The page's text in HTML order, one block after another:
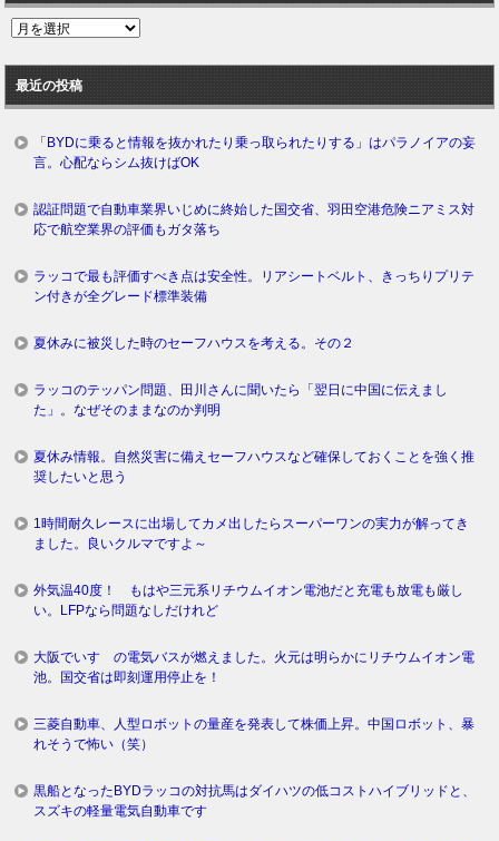
過
ロ
グ
最近の投稿
「BYDに乗ると情報を抜かれたり乗っ取られたりする」はパラノイアの妄
言。心配ならシム抜けばOK
認証問題で自動車業界いじめに終始した国交省、羽田空港危険ニアミス対
応で航空業界の評価もガタ落ち
ラッコで最も評価すべき点は安全性。リアシートベルト、きっちりプリテ
ン付きが全グレード標準装備
夏休みに被災した時のセーフハウスを考える。その２
ラッコのテッパン問題、田川さんに聞いたら「翌日に中国に伝えまし
た」。なぜそのままなのか判明
夏休み情報。自然災害に備えセーフハウスなど確保しておくことを強く推
奨したいと思う
1時間耐久レースに出場してカメ出したらスーパーワンの実力が解ってき
ました。良いクルマですよ～
外気温40度！ もはや三元系リチウムイオン電池だと充電も放電も厳し
い。LFPなら問題なしだけれど
大阪でいすゞの電気バスが燃えました。火元は明らかにリチウムイオン電
池。国交省は即刻運用停止を！
三菱自動車、人型ロボットの量産を発表して株価上昇。中国ロボット、暴
れそうで怖い（笑）
黒船となったBYDラッコの対抗馬はダイハツの低コストハイブリッドと、
スズキの軽量電気自動車です